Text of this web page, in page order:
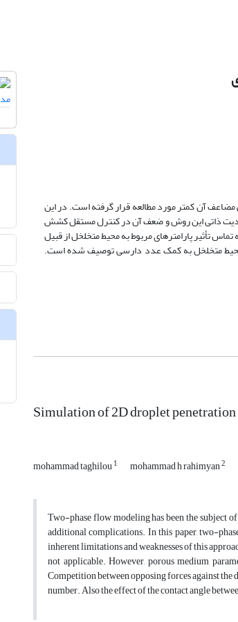
آن کمتر مورد مطالعه قرار گرفته است. در این
ذاتی این روش و ضعف آن در کنترل مستقل کشش
تماس تأثیر پارامتر‏های مربوط به محیط متخلخل از قبیل
محیط متخلخل به کمک عدد دارسی توصیف شده است.
Simulation of 2D droplet
mohammad taghilou1 mohammad h rahimyan2
Two-phase flow modeling has been the subject
additional complications. In this paper, two-
inherent limitations and weaknesses of this
not applicable. However, porous medium
Competition between opposing forces against
number. Also the effect of the contact angle